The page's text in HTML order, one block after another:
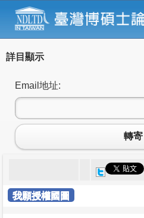
詳目顯示
Email地址:
轉寄
我願授權國圖